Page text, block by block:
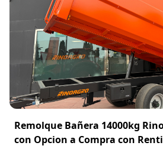
Remolque Bañera 14000kg
con Opcion a Compra con